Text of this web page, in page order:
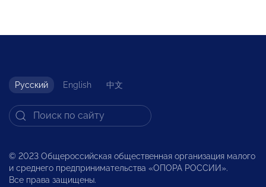
Русский English 中文
© 2023 Общероссийская общественная организация малого
и среднего предпринимательства «ОПОРА РОССИИ».
Все права защищены.